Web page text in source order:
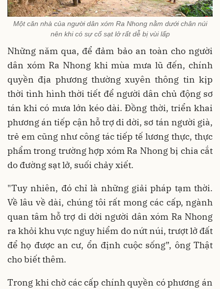
Một căn nhà của người dân xóm Ra Nhong nằm dưới chân núi
nên khi có sự cố sạt lở rất dễ bị vùi lấp
Những năm qua, để đảm bảo an toàn cho người
dân xóm Ra Nhong khi mùa mưa lũ đến, chính
quyền địa phương thường xuyên thông tin kịp
thời tình hình thời tiết để người dân chủ động sơ
tán khi có mưa lớn kéo dài. Đồng thời, triển khai
phương án tiếp cận hỗ trợ di dời, sơ tán người già,
trẻ em cũng như công tác tiếp tế lương thực, thực
phẩm trong trường hợp xóm Ra Nhong bị chia cắt
do đường sạt lở, suối chảy xiết.
"Tuy nhiên, đó chỉ là những giải pháp tạm thời.
Về lâu về dài, chúng tôi rất mong các cấp, ngành
quan tâm hỗ trợ di dời người dân xóm Ra Nhong
ra khỏi khu vực nguy hiểm do nứt núi, trượt lở đất
để họ được an cư, ổn định cuộc sống”, ông Thật
cho biết thêm.
Trong khi chờ các cấp chính quyền có phương án